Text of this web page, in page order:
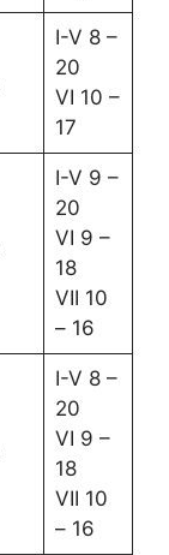
I-V 8 –
20
VI 10 –
17
I-V 9 –
20
VI 9 –
18
VII 10
– 16
I-V 8 –
20
VI 9 –
18
VII 10
– 16